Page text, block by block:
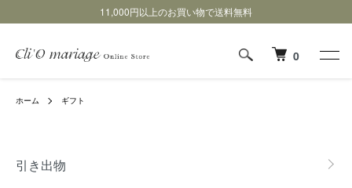
11,000円以上のお買い物で送料無料
0
ホーム ギフト
グループ一覧
引き出物